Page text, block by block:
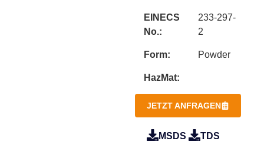
EINECS
No.:
233-297-
2
Form: Powder
HazMat:
JETZT ANFRAGEN
MSDS TDS